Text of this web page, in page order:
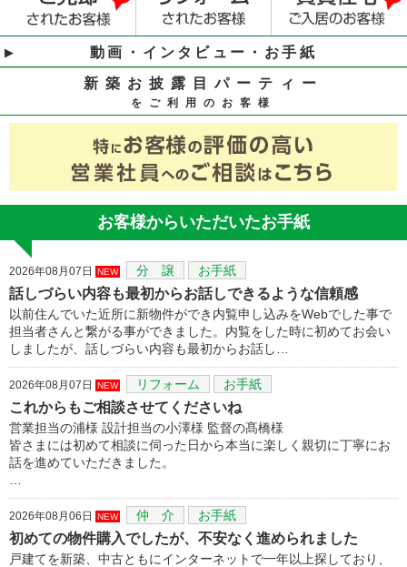
動画・インタビュー・お手紙
新築お披露目パーティー
をご利用のお客様
お客様からいただいたお手紙
2026年08月07日 NEW 分 譲 お手紙
話しづらい内容も最初からお話しできるような信頼感
以前住んでいた近所に新物件ができ内覧申し込みをWebでした事で
担当者さんと繋がる事ができました。内覧をした時に初めてお会い
しましたが、話しづらい内容も最初からお話し…
2026年08月07日 NEW リフォーム お手紙
これからもご相談させてくださいね
営業担当の浦様 設計担当の小澤様 監督の髙橋様
皆さまには初めて相談に伺った日から本当に楽しく親切に丁寧にお
話を進めていただきました。
2026年08月06日 NEW 仲 介 お手紙
初めての物件購入でしたが、不安なく進められました
戸建てを新築、中古ともにインターネットで一年以上探しており、